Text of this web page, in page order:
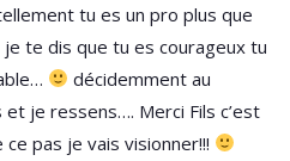
tu es un pro plus que
te dis que tu es courageux tu
décidemment au
je ressens…. Merci Fils c’est
pas je vais visionner!!!